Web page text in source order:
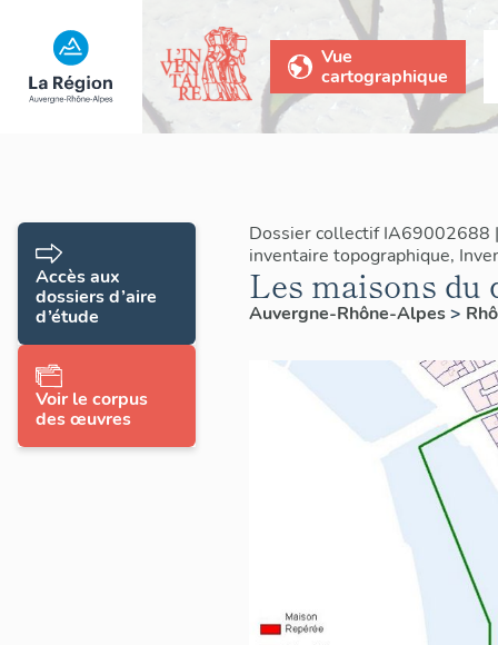
Vue
cartographique
Dossier collectif IA69002688
inventaire topographique,
Les maisons
Auvergne-Rhône-Alpes>
Accès aux
dossiers d’aire
d’étude
Voir le corpus
des œuvres